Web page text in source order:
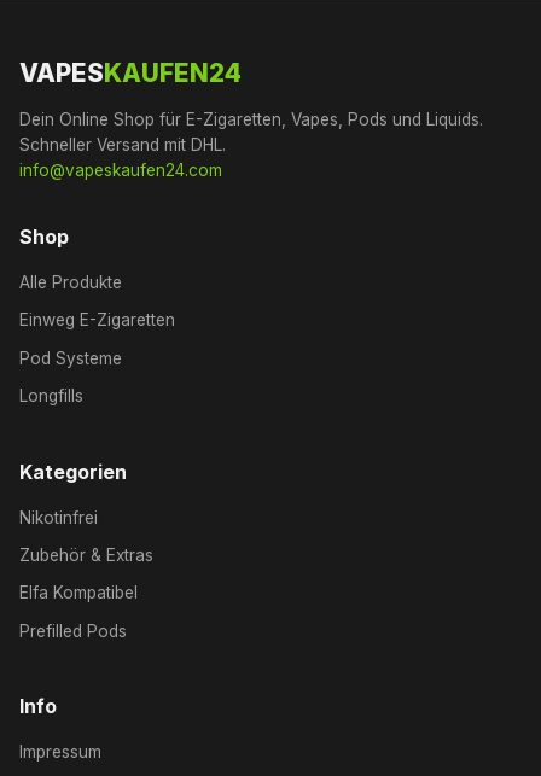
VAPESKAUFEN24
Dein Online Shop für E-Zigaretten, Vapes, Pods und Liquids.
Schneller Versand mit DHL.
info@vapeskaufen24.com
Shop
Alle Produkte
Einweg E-Zigaretten
Pod Systeme
Longfills
Kategorien
Nikotinfrei
Zubehör & Extras
Elfa Kompatibel
Prefilled Pods
Info
Impressum